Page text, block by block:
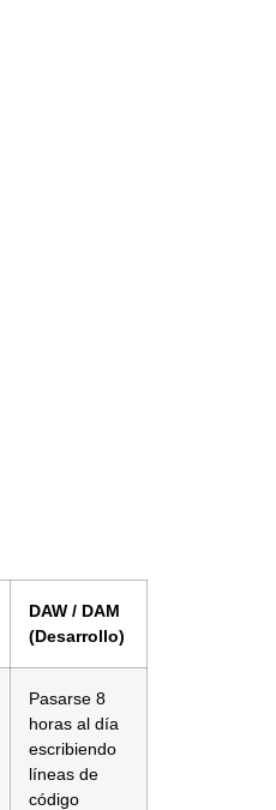
DAW / DAM
(Desarrollo)
Pasarse 8
horas al día
escribiendo
líneas de
código